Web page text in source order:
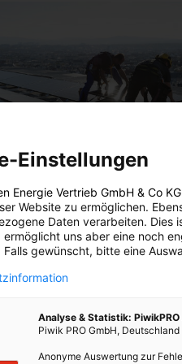
Dach des Haus des Meeres
hat Wien Energie ein
Milliarde Euro fließt allein
Einstellungen
Energie Vertrieb GmbH & Co KG
Website zu ermöglichen.
Daten verarbeiten. Dies
ermöglicht uns aber eine noch
Falls gewünscht, bitte eine
Analyse & Statistik:
Piwik PRO GmbH, Deutschland
Anonyme Auswertung zur